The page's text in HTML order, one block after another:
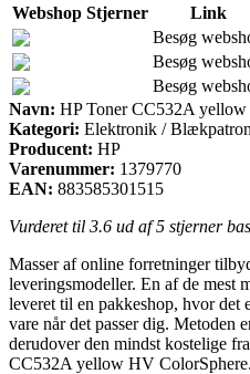
Webshop Stjerner
Link
Besøg
Besøg
Besøg
Navn: HP Toner CC532A
Kategori: Elektronik /
Producent: HP
Varenummer: 1379770
EAN: 883585301515
Vurderet til 3.6 ud af 5 stjerner
Masser af online forretninger
leveringsmodeller. En af de mest
leveret til en pakkeshop, hvor det
vare når det passer dig. Metoden
derudover den mindst kostelige
CC532A yellow HV ColorSphere.